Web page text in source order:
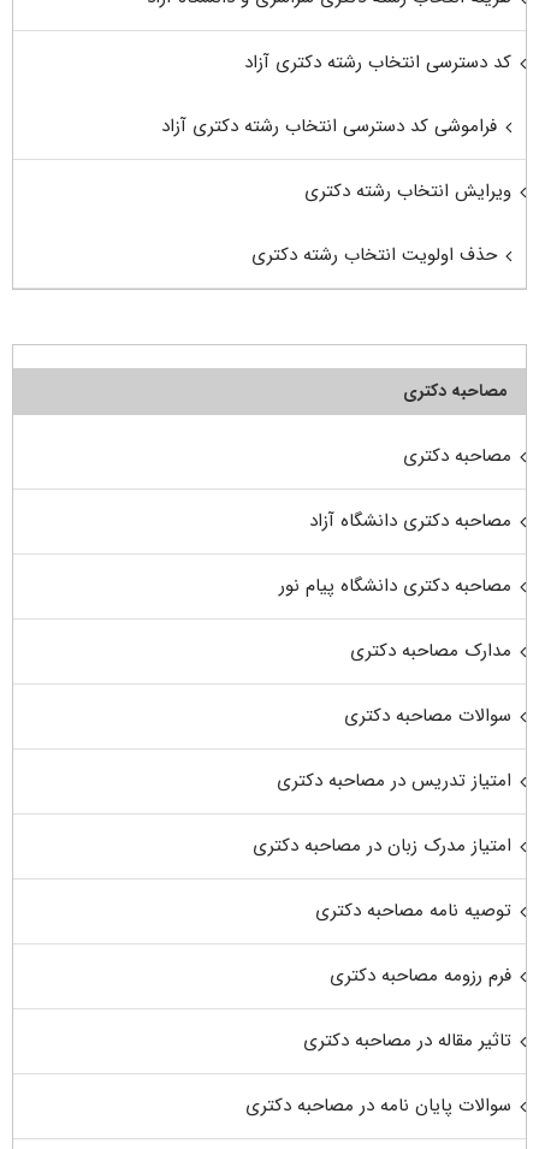
کد دسترسی انتخاب رشته دکتری آزاد
فراموشی کد دسترسی انتخاب رشته دکتری آزاد
ویرایش انتخاب رشته دکتری
حذف اولویت انتخاب رشته دکتری
مصاحبه دکتری
مصاحبه دکتری
مصاحبه دکتری دانشگاه آزاد
مصاحبه دکتری دانشگاه پیام نور
مدارک مصاحبه دکتری
سوالات مصاحبه دکتری
امتیاز تدریس در مصاحبه دکتری
امتیاز مدرک زبان در مصاحبه دکتری
توصیه نامه مصاحبه دکتری
فرم رزومه مصاحبه دکتری
تاثیر مقاله در مصاحبه دکتری
سوالات پایان نامه در مصاحبه دکتری